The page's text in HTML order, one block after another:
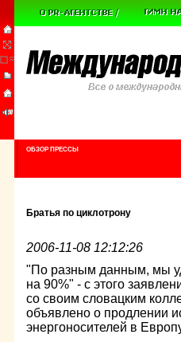
ОБЗОР ПРЕССЫ
Братья по циклотрону
2006-11-08 12:12:26
"По разным данным, мы
на 90%" - с этого
со своим словацким
объявлено о продлении
энергоносителей в